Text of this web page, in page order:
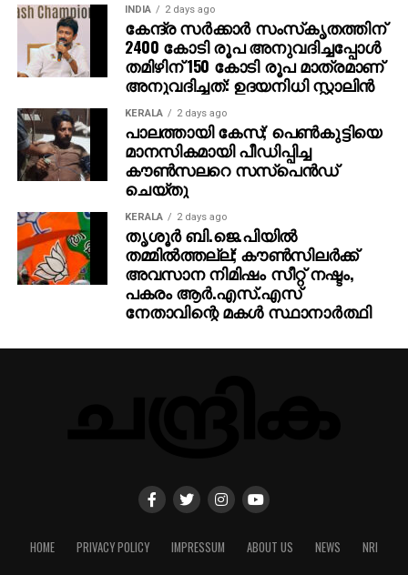
INDIA 2 days ago
കേന്ദ്ര സര്‍ക്കാര്‍ സംസ്‌കൃതത്തിന്
2400 കോടി രൂപ അനുവദിച്ചപ്പോള്‍
തമിഴിന് 150 കോടി രൂപ മാത്രമാണ്
അനുവദിച്ചത്: ഉദയനിധി സ്റ്റാലിന്‍
KERALA 2 days ago
പാലത്തായി കേസ്; പെൺകുട്ടിയെ
മാനസികമായി പീഡിപ്പിച്ച
കൗൺസലറെ സസ്പെൻഡ്
ചെയ്തു
KERALA 2 days ago
തൃശൂര്‍ ബി.ജെ.പിയില്‍
തമ്മില്‍ത്തല്ല്; കൗണ്‍സിലര്‍ക്ക്
അവസാന നിമിഷം സീറ്റ് നഷ്ടം,
പകരം ആര്‍.എസ്.എസ്
നേതാവിന്റെ മകള്‍ സ്ഥാനാര്‍ത്ഥി
HOME PRIVACY POLICY IMPRESSUM ABOUT US NEWS NRI